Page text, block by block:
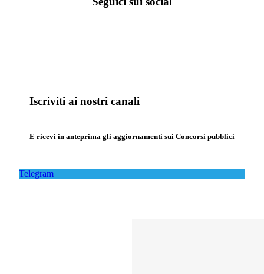
Iscriviti ai nostri canali
E ricevi in anteprima gli aggiornamenti sui Concorsi pubblici
Telegram